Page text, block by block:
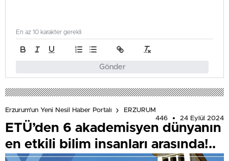
Gönder
En az 10 karakter gerekli
Erzurum'un Yeni Nesil Haber Portalı
ERZURUM
446
24 Eylül 2024
ETÜ’den 6 akademisyen dünyanın
en etkili bilim insanları arasında!..